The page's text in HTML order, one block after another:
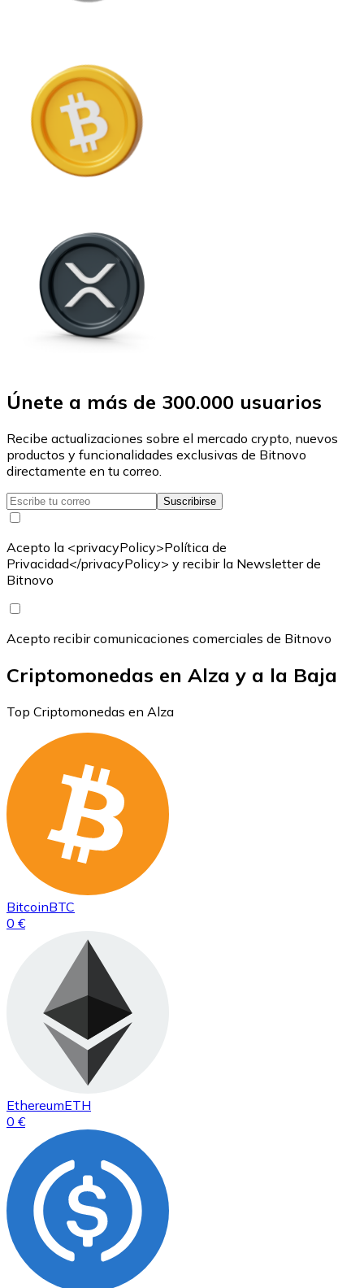
Únete a más de 300.000 usuarios
Recibe actualizaciones sobre el mercado crypto, nuevos
productos y funcionalidades exclusivas de Bitnovo
directamente en tu correo.
Suscribirse
Acepto la <privacyPolicy>Política de
Privacidad</privacyPolicy> y recibir la Newsletter de
Bitnovo
Acepto recibir comunicaciones comerciales de Bitnovo
Criptomonedas en Alza y a la Baja
Top Criptomonedas en Alza
BitcoinBTC
0 €
EthereumETH
0 €